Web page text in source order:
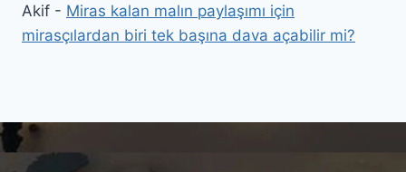
Akif - Miras kalan malın paylaşımı için
mirasçılardan biri tek başına dava açabilir mi?